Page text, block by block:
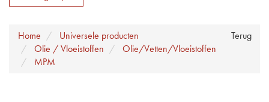
Terug
Home
Universele producten
Olie / Vloeistoffen
Olie/Vetten/Vloeistoffen
MPM